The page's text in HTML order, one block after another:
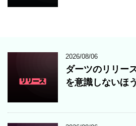
2026/08/06
ダーツのリリー
を意識しないほ